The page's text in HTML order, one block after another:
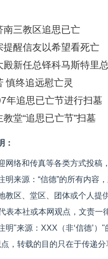
南三教区追思已亡
提醒信友以希望看死亡
殿新任总铎科马斯特里
慎终追远慰亡灵
年追思已亡节进行扫墓
堂“追思已亡节”扫墓
：
网络和传真等各类方式投稿
明来源：“信德”的所有内容
教区、堂区、团体或个人提
表本社或本网观点，文责
明"来源：XXX（非‘信德’
，转载的目的只在于传递分